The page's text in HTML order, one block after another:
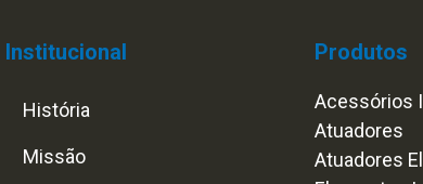
Institucional
História
Missão
Produtos
Acessórios
Atuadores
Atuadores